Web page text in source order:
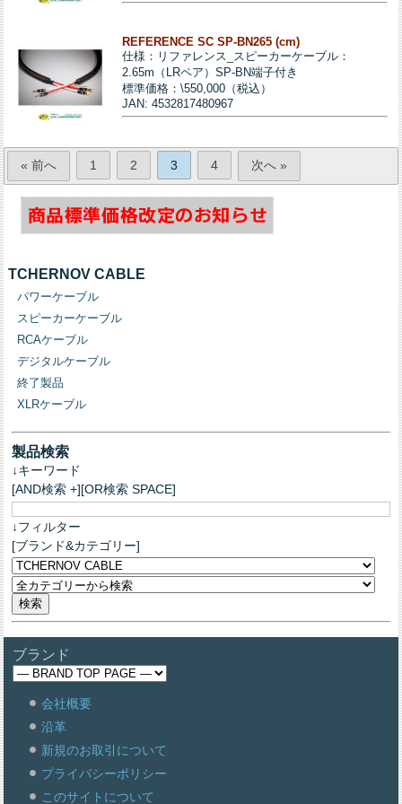
REFERENCE SC SP-BN265 (cm)
仕様：リファレンス_スピーカーケーブル：
2.65m（LRペア）SP-BN端子付き
標準価格：\550,000（税込）
JAN: 4532817480967
« 前へ 1 2 3 4 次へ »
TCHERNOV CABLE
パワーケーブル
スピーカーケーブル
RCAケーブル
デジタルケーブル
終了製品
XLRケーブル
製品検索
↓キーワード
[AND検索 +][OR検索 SPACE]
↓フィルター
[ブランド&カテゴリー]
ブランド
会社概要
沿革
新規のお取引について
プライバシーポリシー
このサイトについて